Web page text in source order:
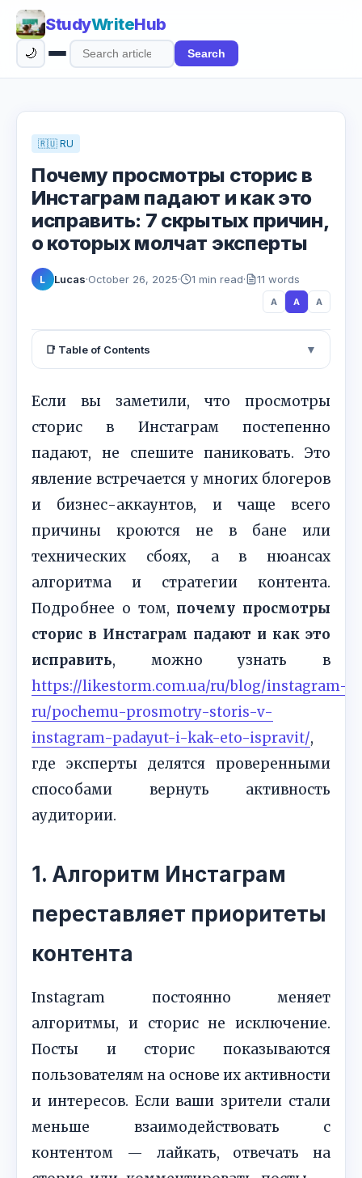
StudyWriteHub
Search
articles
Search
🌙
🇷🇺 RU
Почему просмотры сторис в
Инстаграм падают и как это
исправить: 7 скрытых причин,
о которых молчат эксперты
L Lucas·October 26, 2025· 1 min read· 11 words
A A A
📑 Table of Contents ▼
Если вы заметили, что просмотры
сторис в Инстаграм постепенно
падают, не спешите паниковать. Это
явление встречается у многих блогеров
и бизнес-аккаунтов, и чаще всего
причины кроются не в бане или
технических сбоях, а в нюансах
алгоритма и стратегии контента.
Подробнее о том, почему просмотры
сторис в Инстаграм падают и как это
исправить, можно узнать в
https://likestorm.com.ua/ru/blog/instagram-
ru/pochemu-prosmotry-storis-v-
instagram-padayut-i-kak-eto-ispravit/,
где эксперты делятся проверенными
способами вернуть активность
аудитории.
1. Алгоритм Инстаграм
переставляет приоритеты
контента
Instagram постоянно меняет
алгоритмы, и сторис не исключение.
Посты и сторис показываются
пользователям на основе их активности
и интересов. Если ваши зрители стали
меньше взаимодействовать с
контентом — лайкать, отвечать на